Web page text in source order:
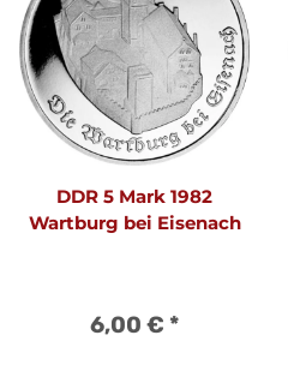
DDR 5 Mark 1982
Wartburg bei Eisenach
6,00 € *